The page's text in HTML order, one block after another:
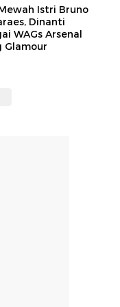
Istri Bruno
Dinanti
WAGs Arsenal
Glamour